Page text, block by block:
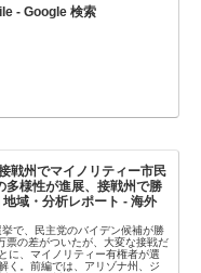
- Google 検索
戦州でマイノリティー市民
多様性が進展、接戦州で勝
域・分析レポート - 海外
で、民主党のバイデン候補が勝
票の差がついたが、大変な接戦だ
に、マイノリティー有権者が選
く。前編では、アリゾナ州、ジ